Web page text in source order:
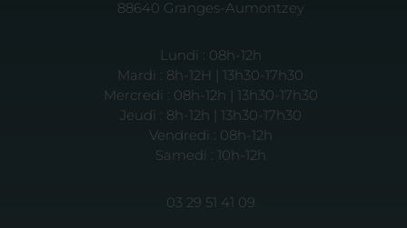
88640 Granges-Aumontzey
Lundi : 08h-12h
Mardi : 8h-12H | 13h30-17h30
Mercredi : 08h-12h | 13h30-17h30
Jeudi : 8h-12h | 13h30-17h30
Vendredi : 08h-12h
Samedi : 10h-12h
03 29 51 41 09